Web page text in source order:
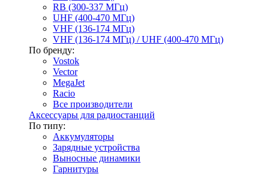
RB (300-337 МГц)
UHF (400-470 МГц)
VHF (136-174 МГц)
VHF (136-174 МГц) / UHF (400-470 МГц)
По бренду:
Vostok
Vector
MegaJet
Racio
Все производители
Аксессуары для радиостанций
По типу:
Аккумуляторы
Зарядные устройства
Выносные динамики
Гарнитуры